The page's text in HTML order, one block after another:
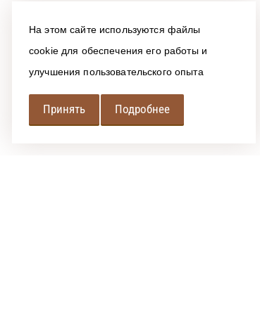
На этом сайте используются файлы
cookie для обеспечения его работы и
улучшения пользовательского опыта
Принять Подробнее